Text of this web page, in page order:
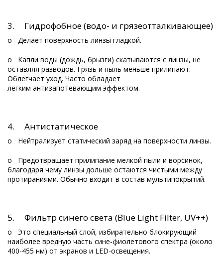
3. Гидрофобное (водо- и грязеотталкивающее)
o Делает поверхность линзы гладкой.
o Капли воды (дождь, брызги) скатываются с линзы, не
оставляя разводов. Грязь и пыль меньше прилипают.
Облегчает уход. Часто обладает
лёгким антизапотевающим эффектом.
4. Антистатическое
o Нейтрализует статический заряд на поверхности линзы.
o Предотвращает прилипание мелкой пыли и ворсинок,
благодаря чему линзы дольше остаются чистыми между
протираниями. Обычно входит в состав мультипокрытий.
5. Фильтр синего света (Blue Light Filter, UV++)
o Это специальный слой, избирательно блокирующий
наиболее вредную часть сине-фиолетового спектра (около
400-455 нм) от экранов и LED-освещения.